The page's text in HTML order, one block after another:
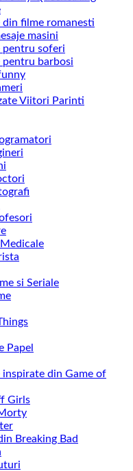
din filme romanesti
masini
pentru soferi
pentru barbosi
Viitori Parinti
si Seriale
Papel
inspirate din Game of
Girls
Breaking Bad